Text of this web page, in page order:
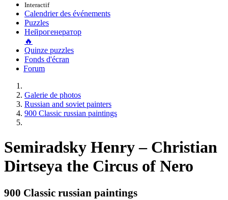
Interactif
Calendrier des événements
Puzzles
Нейрогенератор
🔥
Quinze puzzles
Fonds d'écran
Forum
Galerie de photos
Russian and soviet painters
900 Classic russian paintings
Semiradsky Henry – Christian
Dirtseya the Circus of Nero
900 Classic russian paintings